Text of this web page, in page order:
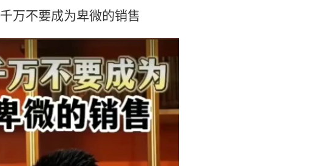
千万不要成为卑微的销售